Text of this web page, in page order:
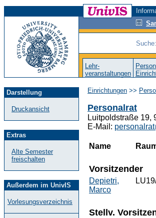
Suche:
Lehr-
veranstaltungen
Darstellung
Druckansicht
Extras
Alte Semester
freischalten
Außerdem im UnivIS
Vorlesungsverzeichnis
Einrichtungen >>
Personalrat
Luitpoldstraße 19,
E-Mail:
Name
Vorsitzender
Depietri,
Marco
Stellv.